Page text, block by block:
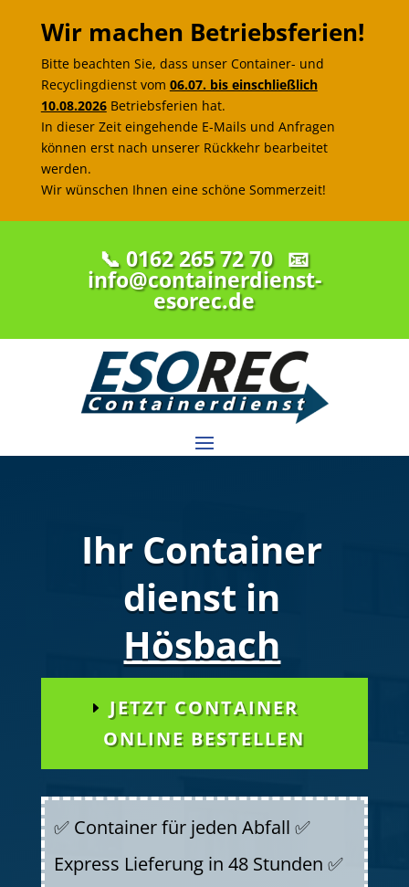
Wir machen Betriebsferien!
Bitte beachten Sie, dass unser Container- und
Recyclingdienst vom 06.07. bis einschließlich
10.08.2026Betriebsferien hat.
In dieser Zeit eingehende E-Mails und Anfragen
können erst nach unserer Rückkehr bearbeitet
werden.
Wir wünschen Ihnen eine schöne Sommerzeit!
📞 0162 265 72 70 📧
info@containerdienst-
esorec.de
Ihr Container
dienst in
Hösbach
JETZT CONTAINER
ONLINE BESTELLEN
✅ Container für jeden Abfall ✅
Express Lieferung in 48 Stunden ✅